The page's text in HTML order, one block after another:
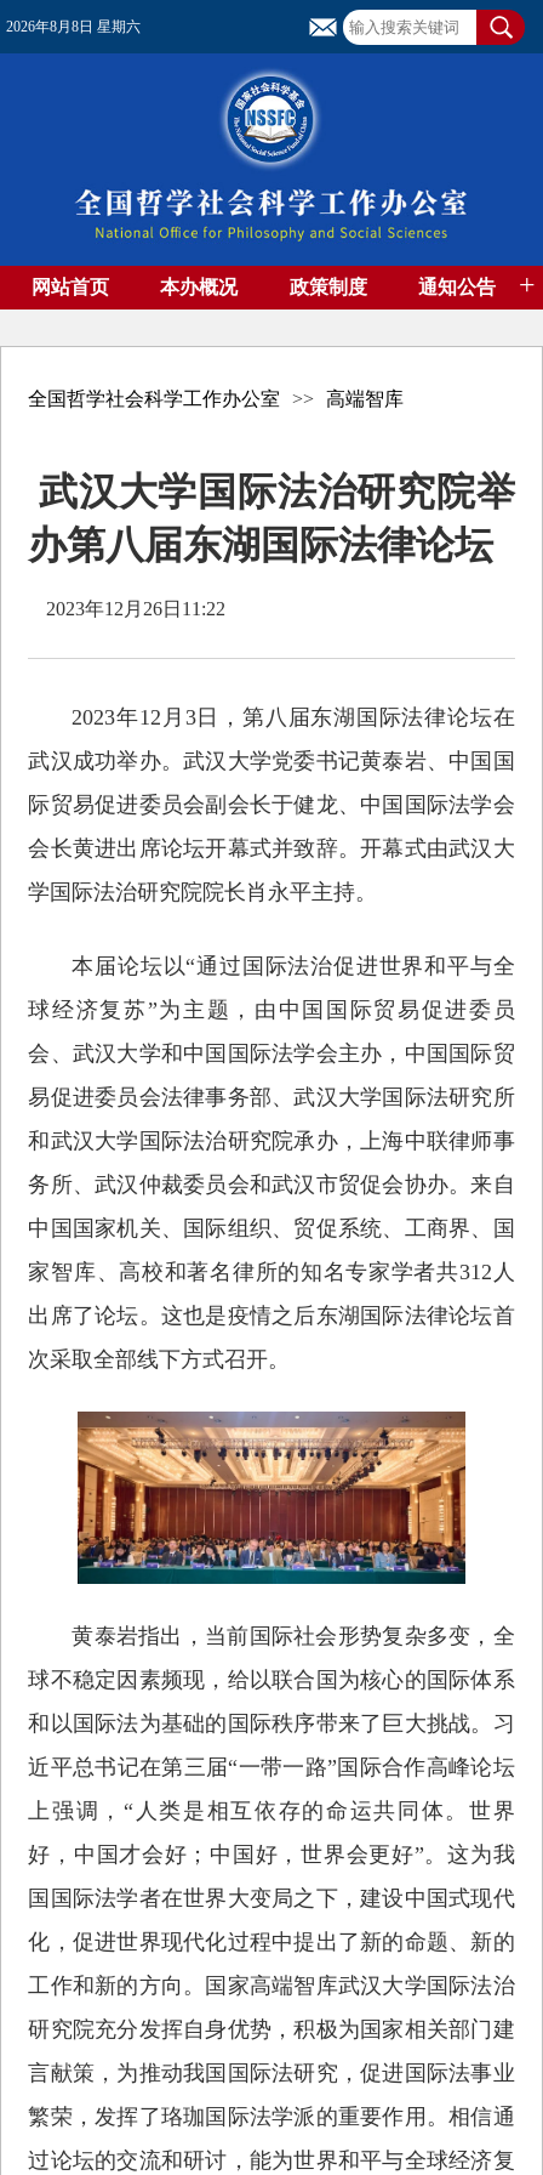
2026年8月8日 星期六
网站首页 本办概况 政策制度 通知公告 +
全国哲学社会科学工作办公室 >> 高端智库
武汉大学国际法治研究院举
办第八届东湖国际法律论坛
2023年12月26日11:22
2023年12月3日，第八届东湖国际法律论坛在
武汉成功举办。武汉大学党委书记黄泰岩、中国国
际贸易促进委员会副会长于健龙、中国国际法学会
会长黄进出席论坛开幕式并致辞。开幕式由武汉大
学国际法治研究院院长肖永平主持。
本届论坛以“通过国际法治促进世界和平与全
球经济复苏”为主题，由中国国际贸易促进委员
会、武汉大学和中国国际法学会主办，中国国际贸
易促进委员会法律事务部、武汉大学国际法研究所
和武汉大学国际法治研究院承办，上海中联律师事
务所、武汉仲裁委员会和武汉市贸促会协办。来自
中国国家机关、国际组织、贸促系统、工商界、国
家智库、高校和著名律所的知名专家学者共312人
出席了论坛。这也是疫情之后东湖国际法律论坛首
次采取全部线下方式召开。
黄泰岩指出，当前国际社会形势复杂多变，全
球不稳定因素频现，给以联合国为核心的国际体系
和以国际法为基础的国际秩序带来了巨大挑战。习
近平总书记在第三届“一带一路”国际合作高峰论坛
上强调，“人类是相互依存的命运共同体。世界
好，中国才会好；中国好，世界会更好”。这为我
国国际法学者在世界大变局之下，建设中国式现代
化，促进世界现代化过程中提出了新的命题、新的
工作和新的方向。国家高端智库武汉大学国际法治
研究院充分发挥自身优势，积极为国家相关部门建
言献策，为推动我国国际法研究，促进国际法事业
繁荣，发挥了珞珈国际法学派的重要作用。相信通
过论坛的交流和研讨，能为世界和平与全球经济复